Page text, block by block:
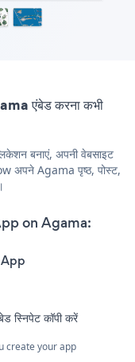
एंबेड करना कभी
बनाएं, अपनी वेबसाइट
अपने Agama पृष्ठ, पोस्ट,
on Agama:
कॉपी करें
create your app